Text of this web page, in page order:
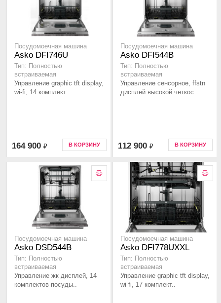
Посудомоечная машина
Asko DFI746U
Тип: Полностью
встраиваемая
Управление graphic tft display,
wi-fi, 14 комплект..
164 900 ₽ В КОРЗИНУ
Посудомоечная машина
Asko DFI544B
Тип: Полностью
встраиваемая
Управление сенсорное, ffstn
дисплей высокой четкос..
112 900 ₽ В КОРЗИНУ
Посудомоечная машина
Asko DSD544B
Тип: Полностью
встраиваемая
Управление жк дисплей, 14
комплектов посуды..
Посудомоечная машина
Asko DFI778UXXL
Тип: Полностью
встраиваемая
Управление graphic tft display,
wi-fi, 17 комплект..